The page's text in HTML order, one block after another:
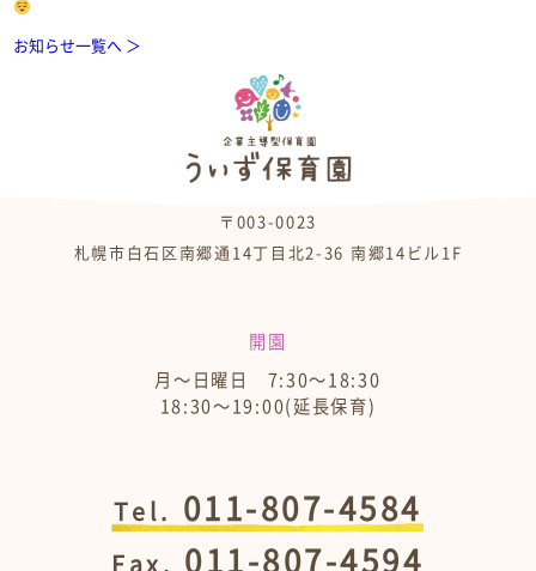
お知らせ一覧へ ＞
〒003-0023
札幌市白石区南郷通14丁目北2-36 南郷14ビル1F
開園
月～日曜日 7:30～18:30
18:30～19:00(延長保育)
Tel. 011-807-4584
Fax. 011-807-4594